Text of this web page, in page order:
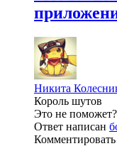
Никита
Король шутов
Это не
Ответ написан
Комментировать